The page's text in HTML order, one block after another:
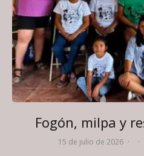
Fogón, milpa y
15 de julio de 2026 · ·